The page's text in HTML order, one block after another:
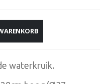
waterkruik.